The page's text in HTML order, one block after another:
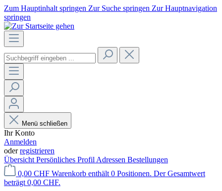
Zum Hauptinhalt springen Zur Suche springen Zur Hauptnavigation
springen
Menü schließen
Ihr Konto
Anmelden
oderregistrieren
Übersicht Persönliches Profil Adressen Bestellungen
0,00 CHF Warenkorb enthält 0 Positionen. Der Gesamtwert
beträgt 0,00 CHF.